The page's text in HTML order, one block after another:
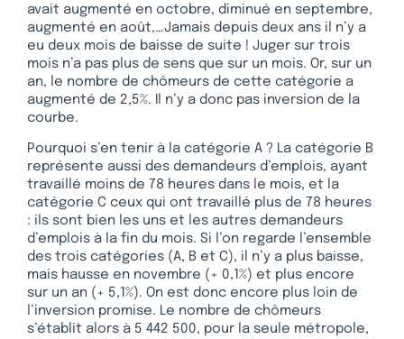
avait augmenté en octobre, diminué en septembre,
augmenté en août,…Jamais depuis deux ans il n’y a
eu deux mois de baisse de suite ! Juger sur trois
mois n’a pas plus de sens que sur un mois. Or, sur un
an, le nombre de chômeurs de cette catégorie a
augmenté de 2,5%. Il n’y a donc pas inversion de la
courbe.
Pourquoi s’en tenir à la catégorie A ? La catégorie B
représente aussi des demandeurs d’emplois, ayant
travaillé moins de 78 heures dans le mois, et la
catégorie C ceux qui ont travaillé plus de 78 heures
: ils sont bien les uns et les autres demandeurs
d’emplois à la fin du mois. Si l’on regarde l’ensemble
des trois catégories (A, B et C), il n’y a plus baisse,
mais hausse en novembre (+ 0,1%) et plus encore
sur un an (+ 5,1%). On est donc encore plus loin de
l’inversion promise. Le nombre de chômeurs
s’établit alors à 5 442 500, pour la seule métropole,